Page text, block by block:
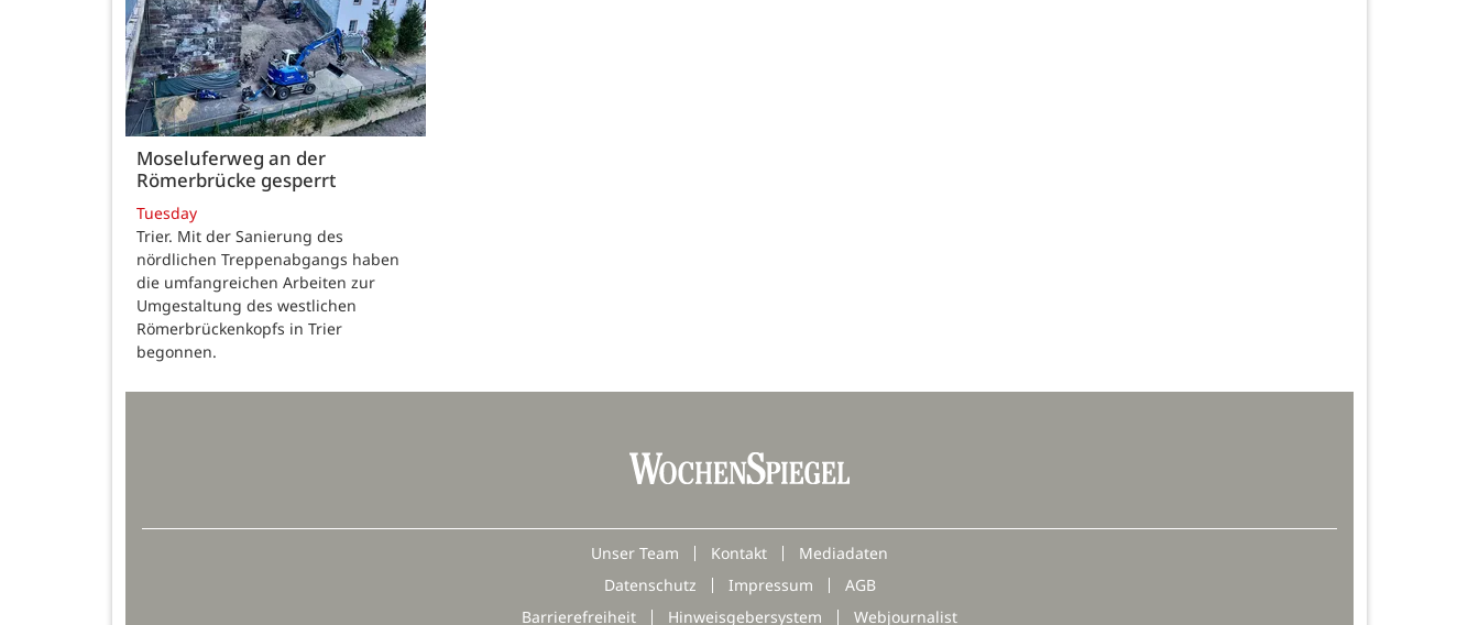
Moseluferweg an der
Römerbrücke gesperrt
Tuesday
Trier. Mit der Sanierung des
nördlichen Treppenabgangs haben
die umfangreichen Arbeiten zur
Umgestaltung des westlichen
Römerbrückenkopfs in Trier
begonnen.
Unser Team Kontakt
Mediadaten
Datenschutz
Impressum
AGB
Barrierefreiheit
Hinweisgebersystem Webjournalist